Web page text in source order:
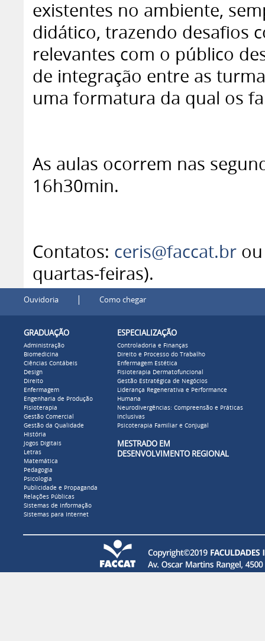
existentes no ambiente,
didático, trazendo desafios
relevantes com o público
de integração entre as
uma formatura da qual os
As aulas ocorrem nas
16h30min.
Contatos: ceris@faccat.br
quartas-feiras).
Ouvidoria | Como chegar
GRADUAÇÃO
Administração
Biomedicina
Ciências Contábeis
Design
Direito
Enfermagem
Engenharia de Produção
Fisioterapia
Gestão Comercial
Gestão da Qualidade
História
Jogos Digitais
Letras
Matemática
Pedagogia
Psicologia
Publicidade e Propaganda
Relações Públicas
Sistemas de Informação
Sistemas para Internet
ESPECIALIZAÇÃO
Controladoria e Finanças
Direito e Processo do Trabalho
Enfermagem Estética
Fisioterapia Dermatofuncional
Gestão Estratégica de Negócios
Liderança Regenerativa e Performance
Humana
Neurodivergências: Compreensão e Práticas
Inclusivas
Psicoterapia Familiar e Conjugal
MESTRADO EM
DESENVOLVIMENTO REGIONAL